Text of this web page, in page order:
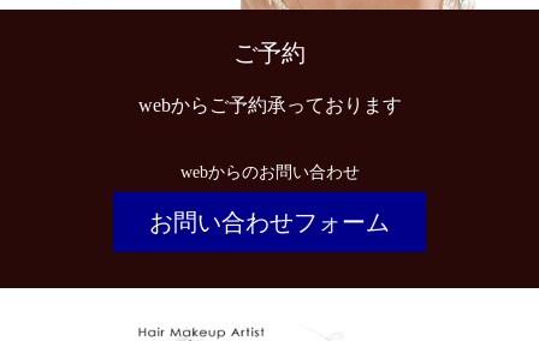
ご予約
webからご予約承っております
webからのお問い合わせ
お問い合わせフォーム